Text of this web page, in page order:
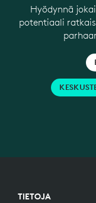
Hyödynnä
potentiaali
TIETOJA